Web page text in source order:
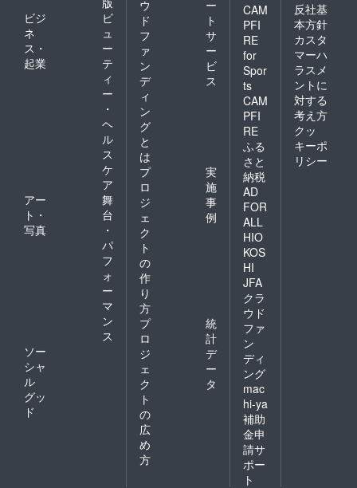
ビジ
ネ
ス・
起業
ビ
ュ
ー
テ
ィ
ー
・
ヘ
ル
ス
ケ
ア
アー
ト・
写真
舞
台
・
パ
フ
ォ
ー
マ
ン
ス
ソー
シャ
ル
グッ
ド
ウ
ド
フ
ァ
ン
デ
ィ
ン
グ
と
は
ー
ト
サ
ー
ビ
ス
プ
ロ
ジ
ェ
ク
ト
の
作
り
方
実
施
事
例
プ
ロ
ジ
ェ
ク
ト
の
広
め
方
統
計
デ
ー
タ
CAM
PFI
RE
for
Spor
ts
CAM
PFI
RE
ふる
さと
納税
AD
FOR
ALL
HIO
KOS
HI
JFA
クラ
ウド
ファ
ン
ディ
ング
mac
hi-ya
補助
金申
請サ
ポー
ト
反社基
本方針
カスタ
マーハ
ラスメ
ントに
対する
考え方
クッ
キーポ
リシー